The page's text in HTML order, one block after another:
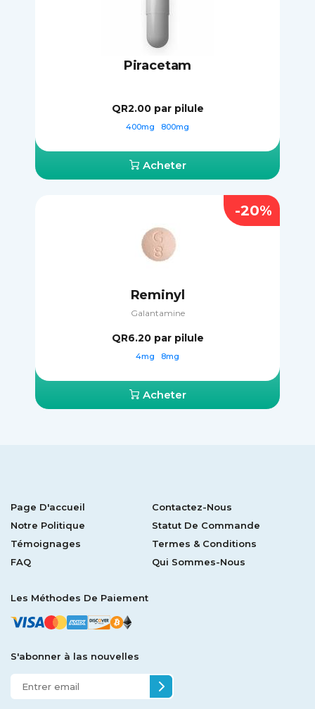
Piracetam
QR2.00 par pilule
400mg 800mg
Acheter
Reminyl
Galantamine
QR6.20 par pilule
4mg 8mg
Acheter
-20%
Page D'accueil
Contactez-Nous
Notre Politique
Statut De Commande
Témoignages
Termes & Conditions
FAQ
Qui Sommes-Nous
Les Méthodes De Paiement
S'abonner à las nouvelles